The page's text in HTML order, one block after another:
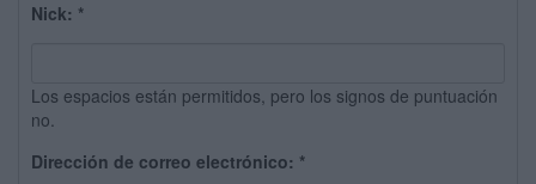
Nick: *
Los espacios están permitidos, pero los signos de puntuación
no.
Dirección de correo electrónico: *